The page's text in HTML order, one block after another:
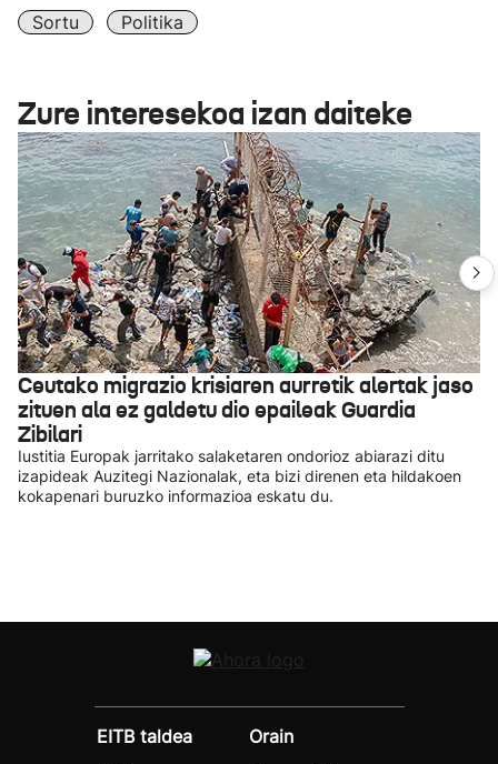
Sortu Politika
Zure interesekoa izan daiteke
Ceutako migrazio krisiaren aurretik alertak jaso
zituen ala ez galdetu dio epaileak Guardia
Zibilari
Iustitia Europak jarritako salaketaren ondorioz abiarazi ditu
izapideak Auzitegi Nazionalak, eta bizi direnen eta hildakoen
kokapenari buruzko informazioa eskatu du.
EITB taldea
Orain